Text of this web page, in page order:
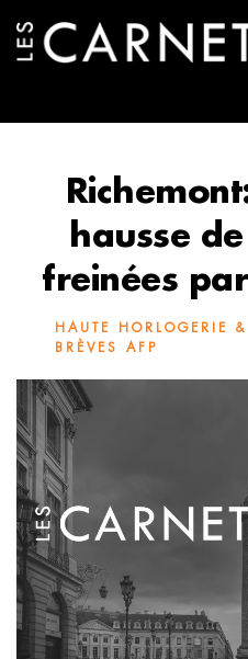
hausse
freinées
HAUTE HORLOGERIE
BRÈVES AFP